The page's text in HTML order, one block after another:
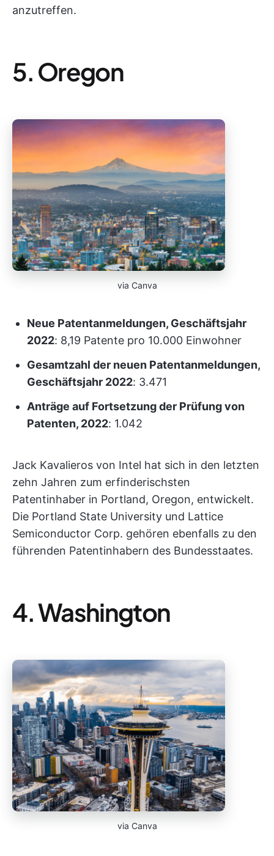
anzutreffen.
5. Oregon
via Canva
Neue Patentanmeldungen, Geschäftsjahr
2022: 8,19 Patente pro 10.000 Einwohner
Gesamtzahl der neuen Patentanmeldungen,
Geschäftsjahr 2022: 3.471
Anträge auf Fortsetzung der Prüfung von
Patenten, 2022: 1.042
Jack Kavalieros von Intel hat sich in den letzten
zehn Jahren zum erfinderischsten
Patentinhaber in Portland, Oregon, entwickelt.
Die Portland State University und Lattice
Semiconductor Corp. gehören ebenfalls zu den
führenden Patentinhabern des Bundesstaates.
4. Washington
via Canva